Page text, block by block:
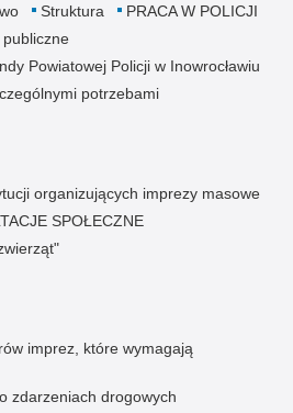
Struktura
PRACA W POLICJI
Powiatowej Policji w Inowrocławiu
potrzebami
organizujących imprezy masowe
SPOŁECZNE
imprez, które wymagają
zdarzeniach drogowych